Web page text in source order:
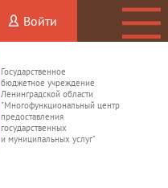
Войти
Государственное
бюджетное учреждение
Ленинградской области
"Многофункциональный центр
предоставления
государственных
и муниципальных услуг"